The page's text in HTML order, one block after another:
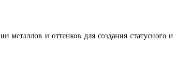
металлов и оттенков для создания статусного и